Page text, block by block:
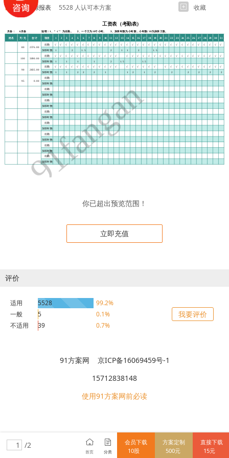
人力资源报表 5528 人认可本方案 收藏
你已超出预览范围！
立即充值
评价
适用 5528
99.2%
一般
5
0.1%
不适用
39 0.7%
我要评价
91方案网 京ICP备16069459号-1
15712838148
使用91方案网前必读
/2
首页 分类
会员下载
10股
方案定制
500元
直接下载
15元